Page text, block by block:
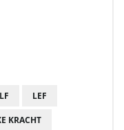
LEF
KRACHT